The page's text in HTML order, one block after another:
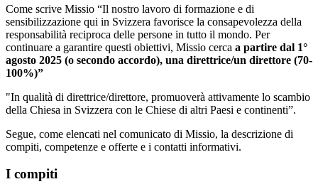
Come scrive Missio “Il nostro lavoro di formazione e di
sensibilizzazione qui in Svizzera favorisce la consapevolezza della
responsabilità reciproca delle persone in tutto il mondo. Per
continuare a garantire questi obiettivi, Missio cerca a partire dal 1°
agosto 2025 (o secondo accordo), una direttrice/un direttore (70-
100%)”
"In qualità di direttrice/direttore, promuoverà attivamente lo scambio
della Chiesa in Svizzera con le Chiese di altri Paesi e continenti”.
Segue, come elencati nel comunicato di Missio, la descrizione di
compiti, competenze e offerte e i contatti informativi.
I compiti